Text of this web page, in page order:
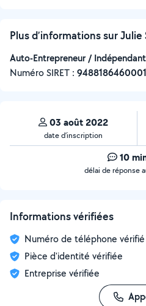
Plus d’informations sur Julie
Auto-Entrepreneur / Indépendant
Numéro SIRET :
03 août 2022
date d’inscription
10
délai de réponse
Informations vérifiées
Numéro de téléphone vérifié
Pièce d'identité vérifiée
Entreprise vérifiée